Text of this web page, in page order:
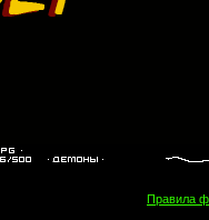
Правила